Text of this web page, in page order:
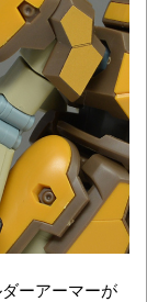
ーアーマーが